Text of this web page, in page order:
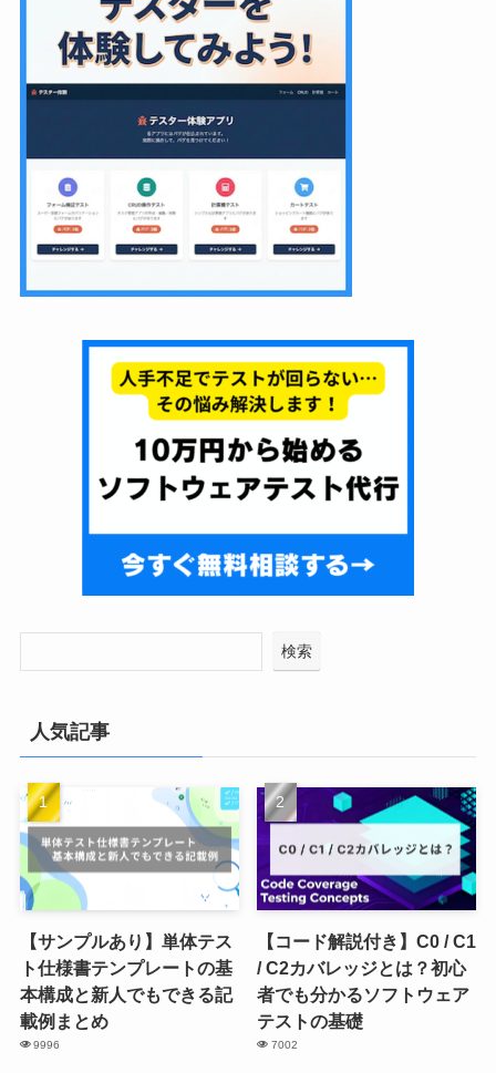
検索
人気記事
【サンプルあり】単体テス
ト仕様書テンプレートの基
本構成と新人でもできる記
載例まとめ
9996
【コード解説付き】C0 / C1
/ C2カバレッジとは？初心
者でも分かるソフトウェア
テストの基礎
7002